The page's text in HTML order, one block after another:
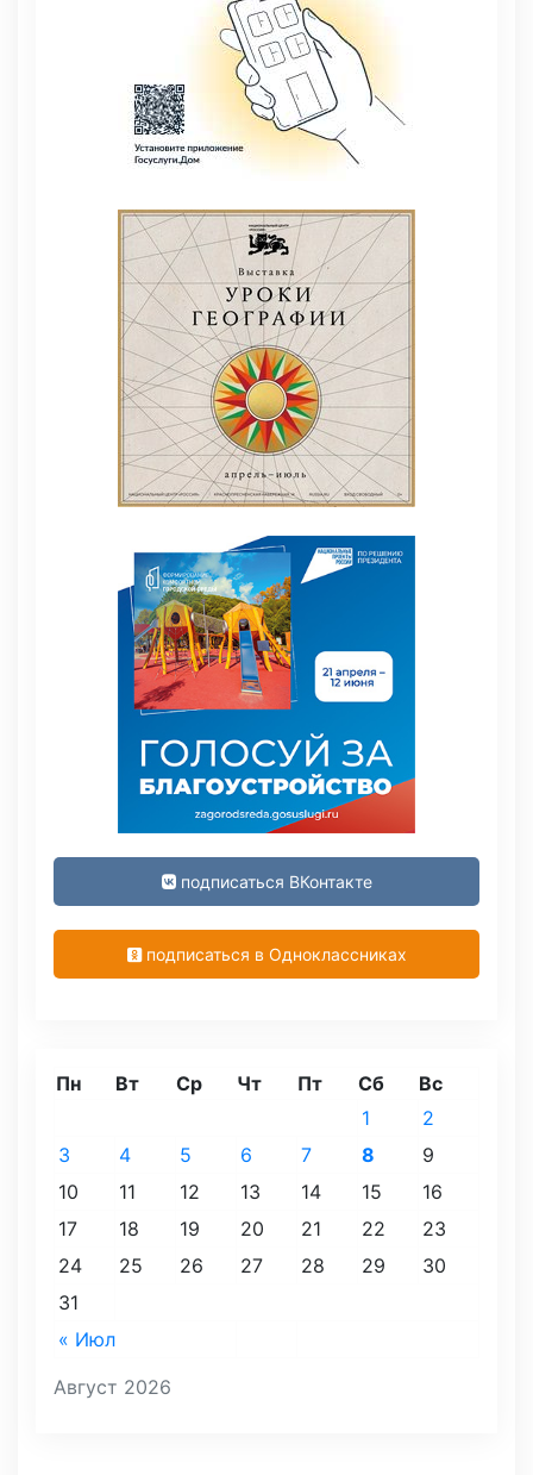
подписаться ВКонтакте
подписаться в Одноклассниках
Август 2026
Пн Вт Ср Чт Пт Сб Вс
« Июл
1
2
3
4 5 6 7 8
9
10
11 12 13 14 15
16
17
18 19 20 21 22
23
24
25 26 27 28 29
30
31